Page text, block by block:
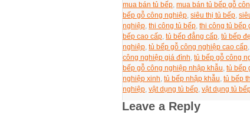
mua bán tủ bếp, mua bán tủ bếp gỗ
bếp gỗ công nghiệp, siêu thị tủ bếp,
nghiệp, thi công tủ bếp, thi công tủ bếp
bếp cao cấp, tủ bếp đẳng cấp, tủ bếp
nghiệp, tủ bếp gỗ công nghiệp cao cấp,
công nghiệp giá đình, tủ bếp gỗ công
bếp gỗ công nghiệp nhập khẫu, tủ bếp
nghiệp xinh, tủ bếp nhập khẫu, tủ bếp
nghiệp, vật dụng tủ bếp, vật dụng tủ
Leave a Reply